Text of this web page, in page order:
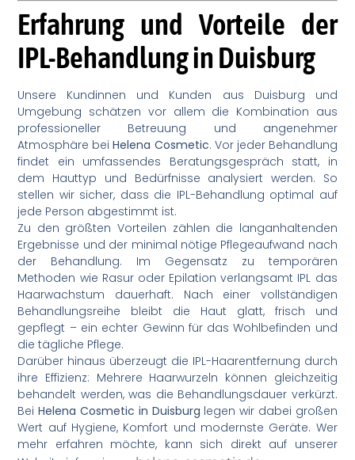
Erfahrung und Vorteile der
IPL-Behandlung in Duisburg
Unsere Kundinnen und Kunden aus Duisburg und
Umgebung schätzen vor allem die Kombination aus
professioneller Betreuung und angenehmer
Atmosphäre beiHelena Cosmetic. Vor jeder Behandlung
findet ein umfassendes Beratungsgespräch statt, in
dem Hauttyp und Bedürfnisse analysiert werden. So
stellen wir sicher, dass die IPL-Behandlung optimal auf
jede Person abgestimmt ist.
Zu den größten Vorteilen zählen die langanhaltenden
Ergebnisse und der minimal nötige Pflegeaufwand nach
der Behandlung. Im Gegensatz zu temporären
Methoden wie Rasur oder Epilation verlangsamt IPL das
Haarwachstum dauerhaft. Nach einer vollständigen
Behandlungsreihe bleibt die Haut glatt, frisch und
gepflegt – ein echter Gewinn für das Wohlbefinden und
die tägliche Pflege.
Darüber hinaus überzeugt die IPL-Haarentfernung durch
ihre Effizienz: Mehrere Haarwurzeln können gleichzeitig
behandelt werden, was die Behandlungsdauer verkürzt.
BeiHelena Cosmetic in Duisburg legen wir dabei großen
Wert auf Hygiene, Komfort und modernste Geräte. Wer
mehr erfahren möchte, kann sich direkt auf unserer